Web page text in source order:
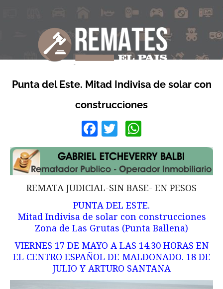
Punta del Este. Mitad Indivisa de solar con
construcciones
Facebook
Twitter
REMATA JUDICIAL-SIN BASE- EN PESOS
PUNTA DEL ESTE.
Mitad Indivisa de solar con construcciones
Zona de Las Grutas (Punta Ballena)
VIERNES 17 DE MAYO A LAS 14.30 HORAS EN
EL CENTRO ESPAÑOL DE MALDONADO. 18 DE
JULIO Y ARTURO SANTANA